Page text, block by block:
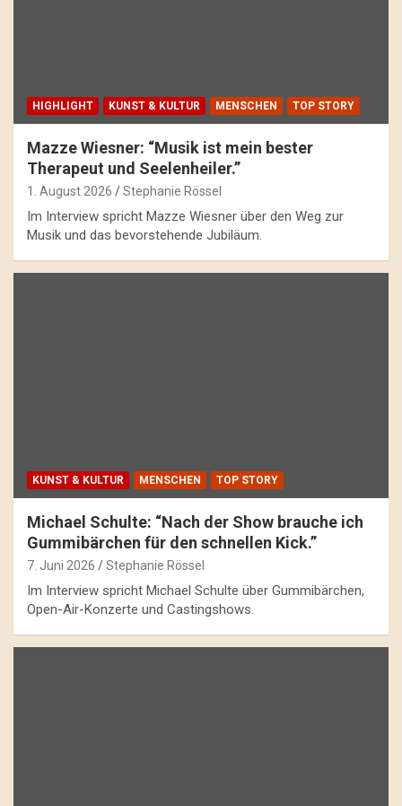
HIGHLIGHT KUNST & KULTUR MENSCHEN TOP STORY
Mazze Wiesner: “Musik ist mein bester
Therapeut und Seelenheiler.”
1. August 2026 Stephanie Rössel
Im Interview spricht Mazze Wiesner über den Weg zur
Musik und das bevorstehende Jubiläum.
KUNST & KULTUR MENSCHEN TOP STORY
Michael Schulte: “Nach der Show brauche ich
Gummibärchen für den schnellen Kick.”
7. Juni 2026 Stephanie Rössel
Im Interview spricht Michael Schulte über Gummibärchen,
Open-Air-Konzerte und Castingshows.